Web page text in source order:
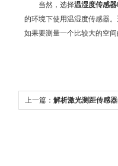
当然，选择温湿度传感器
的环境下使用温湿度传感器
如果要测量一个比较大的空
上一篇： 解析激光测距传感